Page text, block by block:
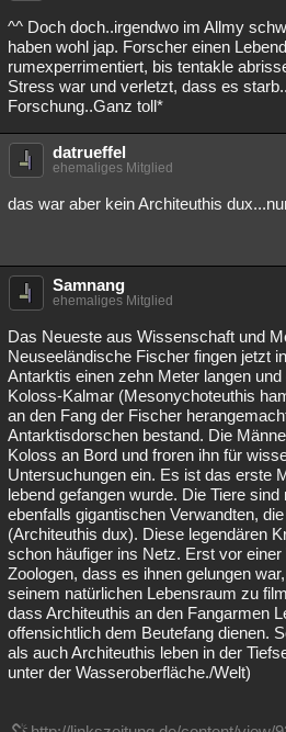
^^ Doch doch..irgendwo im Allmy
haben wohl jap. Forscher einen
rumexperrimentiert, bis tentakle
Stress war und verletzt, dass es
Forschung..Ganz toll*
datrueffel
ehemaliges Mitglied
das war aber kein Architeuthis
Samnang
ehemaliges Mitglied
Das Neueste aus Wissenschaft und
Neuseeländische Fischer fingen jetzt
Antarktis einen zehn Meter langen
Koloss-Kalmar (Mesonychoteuthis
an den Fang der Fischer
Antarktisdorschen bestand. Die
Koloss an Bord und froren ihn für
Untersuchungen ein. Es ist das erste
lebend gefangen wurde. Die Tiere
ebenfalls gigantischen Verwandten,
(Architeuthis dux). Diese legendären
schon häufiger ins Netz. Erst vor
Zoologen, dass es ihnen gelungen
seinem natürlichen Lebensraum zu
dass Architeuthis an den Fangarmen
offensichtlich dem Beutefang dienen.
als auch Architeuthis leben in der
unter der Wasseroberfläche./Welt)